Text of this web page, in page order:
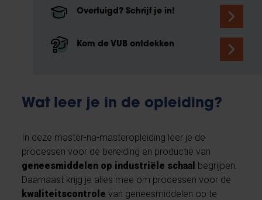
Overtuigd? Schrijf je in!
Kom de VUB ontdekken
Wat leer je in de opleiding?
In deze master-na-masteropleiding leer je de
processen voor de bereiding en productie van
geneesmiddelen op industriële schaal begrijpen.
Daarnaast krijg je alles mee om processen voor de
kwaliteitscontrole van geneesmiddelen op te